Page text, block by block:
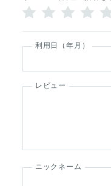
利用日（年月）
レビュー
ニックネーム